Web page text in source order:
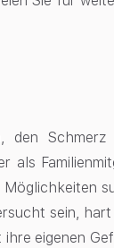
den
als
sein,
eigenen